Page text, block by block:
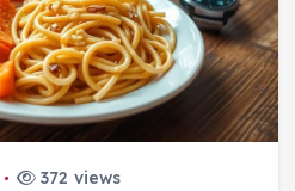
372 views